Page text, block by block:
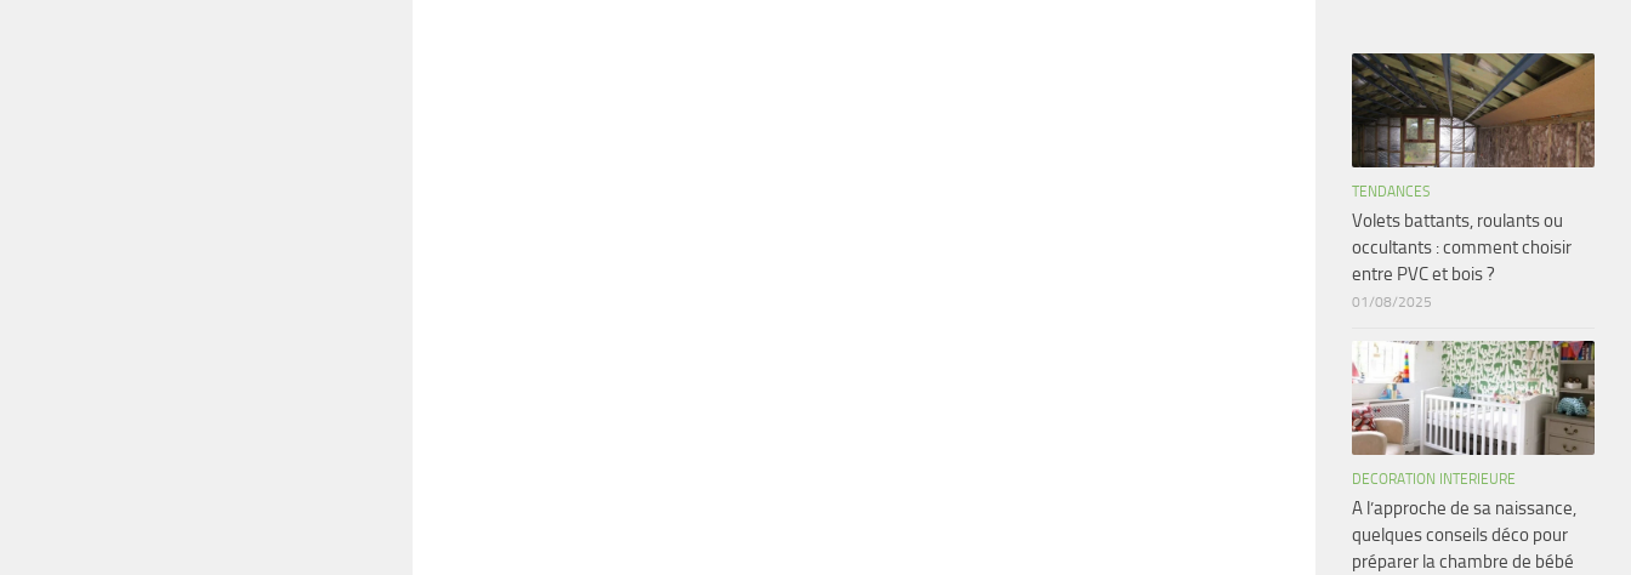
TENDANCES
Volets battants, roulants ou
occultants : comment choisir
entre PVC et bois ?
01/08/2025
DECORATION INTERIEURE
A l’approche de sa naissance,
quelques conseils déco pour
préparer la chambre de bébé